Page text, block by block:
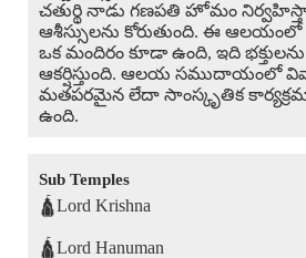
చతుర్థి నాడు గణపతి హోమం
ఆశీస్సులను కోరుతుంది. ఈ
ఒక మందిరం కూడా ఉంది, ఇది భక్తులను
ఆకర్షిస్తుంది. ఆలయ సముదాయంలో
మతపరమైన లేదా సాంస్కృతిక
ఉంది.
Sub Temples
🛕Lord Krishna
🛕Lord Hanuman